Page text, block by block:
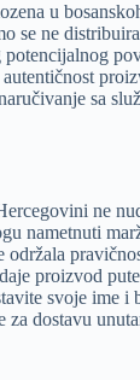
u
se ne
sa
ne
nametnuti
održala
proizvod
svoje ime i
za dostavu